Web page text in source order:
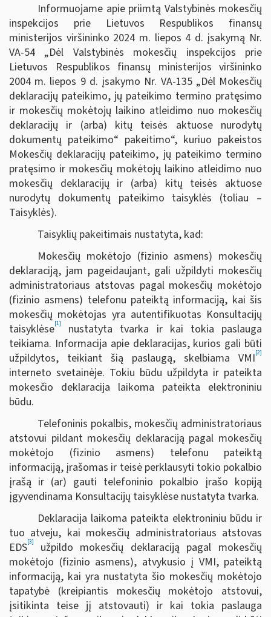
Informuojame apie priimtą Valstybinės mokesčių
inspekcijos prie Lietuvos Respublikos finansų
ministerijos viršininko 2024 m. liepos 4 d. įsakymą Nr.
VA-54 „Dėl Valstybinės mokesčių inspekcijos prie
Lietuvos Respublikos finansų ministerijos viršininko
2004 m. liepos 9 d. įsakymo Nr. VA-135 „Dėl Mokesčių
deklaracijų pateikimo, jų pateikimo termino pratęsimo
ir mokesčių mokėtojų laikino atleidimo nuo mokesčių
deklaracijų ir (arba) kitų teisės aktuose nurodytų
dokumentų pateikimo“ pakeitimo“, kuriuo pakeistos
Mokesčių deklaracijų pateikimo, jų pateikimo termino
pratęsimo ir mokesčių mokėtojų laikino atleidimo nuo
mokesčių deklaracijų ir (arba) kitų teisės aktuose
nurodytų dokumentų pateikimo taisyklės (toliau –
Taisyklės).
Taisyklių pakeitimais nustatyta, kad:
Mokesčių mokėtojo (fizinio asmens) mokesčių
deklaraciją, jam pageidaujant, gali užpildyti mokesčių
administratoriaus atstovas pagal mokesčių mokėtojo
(fizinio asmens) telefonu pateiktą informaciją, kai šis
mokesčių mokėtojas yra autentifikuotas Konsultacijų
taisyklėse[1]
nustatyta tvarka ir kai tokia paslauga
teikiama. Informacija apie deklaracijas, kurios gali būti
užpildytos, teikiant šią paslaugą, skelbiama VMI[2]
interneto svetainėje. Tokiu būdu užpildyta ir pateikta
mokesčio deklaracija laikoma pateikta elektroniniu
būdu.
Telefoninis pokalbis, mokesčių administratoriaus
atstovui pildant mokesčių deklaraciją pagal mokesčių
mokėtojo (fizinio asmens) telefonu pateiktą
informaciją, įrašomas ir teisė perklausyti tokio pokalbio
įrašą ir (ar) gauti telefoninio pokalbio įrašo kopiją
įgyvendinama Konsultacijų taisyklėse nustatyta tvarka.
Deklaracija laikoma pateikta elektroniniu būdu ir
tuo atveju, kai mokesčių administratoriaus atstovas
EDS[3]
užpildo mokesčių deklaraciją pagal mokesčių
mokėtojo (fizinio asmens), atvykusio į VMI, pateiktą
informaciją, kai yra nustatyta šio mokesčių mokėtojo
tapatybė (kreipiantis mokesčių mokėtojo atstovui,
įsitikinta teise jį atstovauti) ir kai tokia paslauga